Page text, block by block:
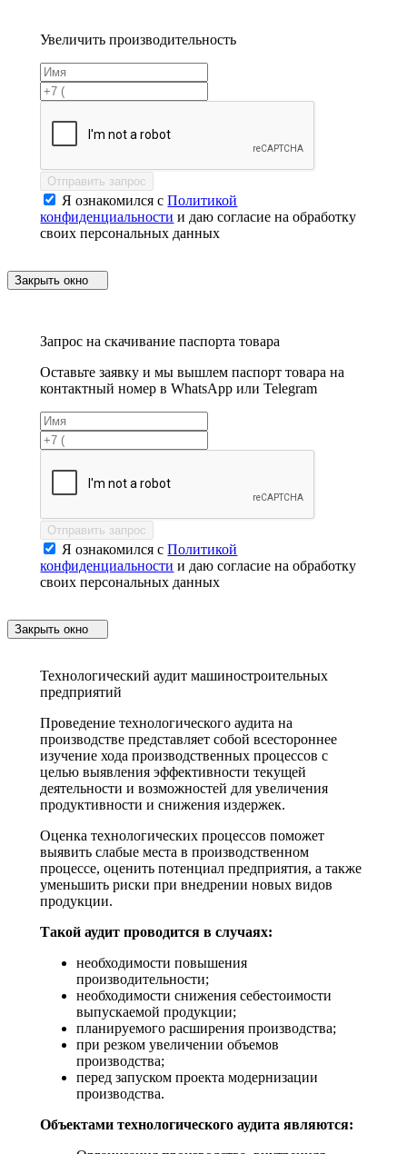
Увеличить производительность
Отправить запрос
Я ознакомился сПолитикой
конфиденциальности и даю согласие на обработку
своих персональных данных
Закрыть окно
Запрос на скачивание паспорта товара
Оставьте заявку и мы вышлем паспорт товара на
контактный номер в WhatsApp или Telegram
Отправить запрос
Я ознакомился сПолитикой
конфиденциальности и даю согласие на обработку
своих персональных данных
Закрыть окно
Технологический аудит машиностроительных
предприятий
Проведение технологического аудита на
производстве представляет собой всестороннее
изучение хода производственных процессов с
целью выявления эффективности текущей
деятельности и возможностей для увеличения
продуктивности и снижения издержек.
Оценка технологических процессов поможет
выявить слабые места в производственном
процессе, оценить потенциал предприятия, а также
уменьшить риски при внедрении новых видов
продукции.
Такой аудит проводится в случаях:
необходимости повышения
производительности;
необходимости снижения себестоимости
выпускаемой продукции;
планируемого расширения производства;
при резком увеличении объемов
производства;
перед запуском проекта модернизации
производства.
Объектами технологического аудита являются: